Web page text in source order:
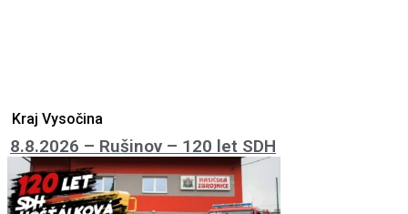
Kraj Vysočina
8.8.2026 – Rušinov – 120 let SDH